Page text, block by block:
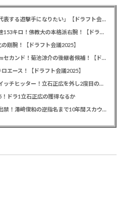
カープドラ6西川篤夢！「日本を代表する遊撃手になりたい」【ドラフト会議2025】
カープドラ5赤木晴哉！191cm最速153キロ！佛教大の本格派右腕！【ドラフト会議2025】
剛腕！【ドラフト会議2025】
カープドラ3勝田成！近畿大163cmセカンド！菊池涼介の後継者候補！【ドラフト会議2025】
エース！【ドラフト会議2025】
カープドラ1平川蓮！187cmのスイッチヒッター！立石正広を外し2度目の重複も新井監督がクジを引き当てる！【ドラフト会議2025】
！ドラ1立石正広の獲得なるか
緒方孝市カープドラ3指名で青学出禁！澤﨑俊和の逆指名まで10年間スカウト出禁